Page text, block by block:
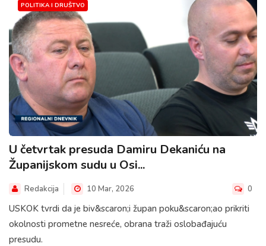
POLITIKA I DRUŠTVO
U četvrtak presuda Damiru Dekaniću na
Županijskom sudu u Osi...
Redakcija 10 Mar, 2026 0
USKOK tvrdi da je biv&scaron;i župan poku&scaron;ao prikriti
okolnosti prometne nesreće, obrana traži oslobađajuću
presudu.